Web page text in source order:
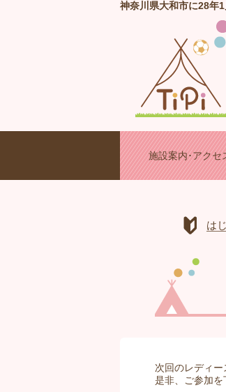
神奈川県大和市に28年
施設案内･アクセ
は
次回のレディー
是非、ご参加を